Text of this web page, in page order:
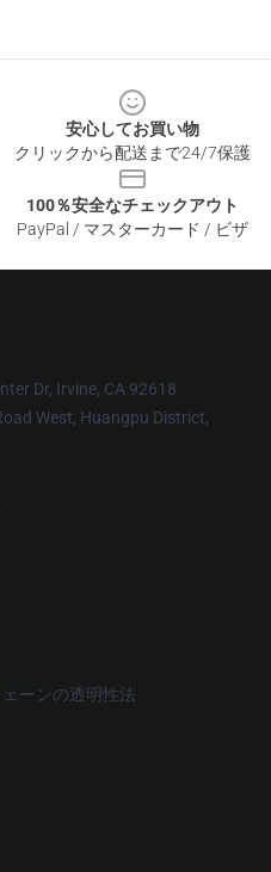
安心してお買い物
クリックから配送まで24/7保護
100％安全なチェックアウト
PayPal / マスターカード / ビザ
Dr, Irvine, CA 92618
West, Huangpu District,
ーンの透明性法